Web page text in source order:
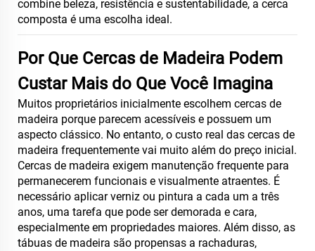
combine beleza, resistência e sustentabilidade, a cerca
composta é uma escolha ideal.
Por Que Cercas de Madeira Podem
Custar Mais do Que Você Imagina
Muitos proprietários inicialmente escolhem cercas de
madeira porque parecem acessíveis e possuem um
aspecto clássico. No entanto, o custo real das cercas de
madeira frequentemente vai muito além do preço inicial.
Cercas de madeira exigem manutenção frequente para
permanecerem funcionais e visualmente atraentes. É
necessário aplicar verniz ou pintura a cada um a três
anos, uma tarefa que pode ser demorada e cara,
especialmente em propriedades maiores. Além disso, as
tábuas de madeira são propensas a rachaduras,